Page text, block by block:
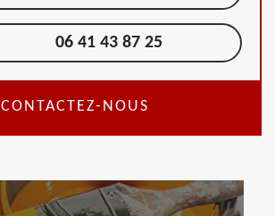
06 41 43 87 25
CONTACTEZ-NOUS